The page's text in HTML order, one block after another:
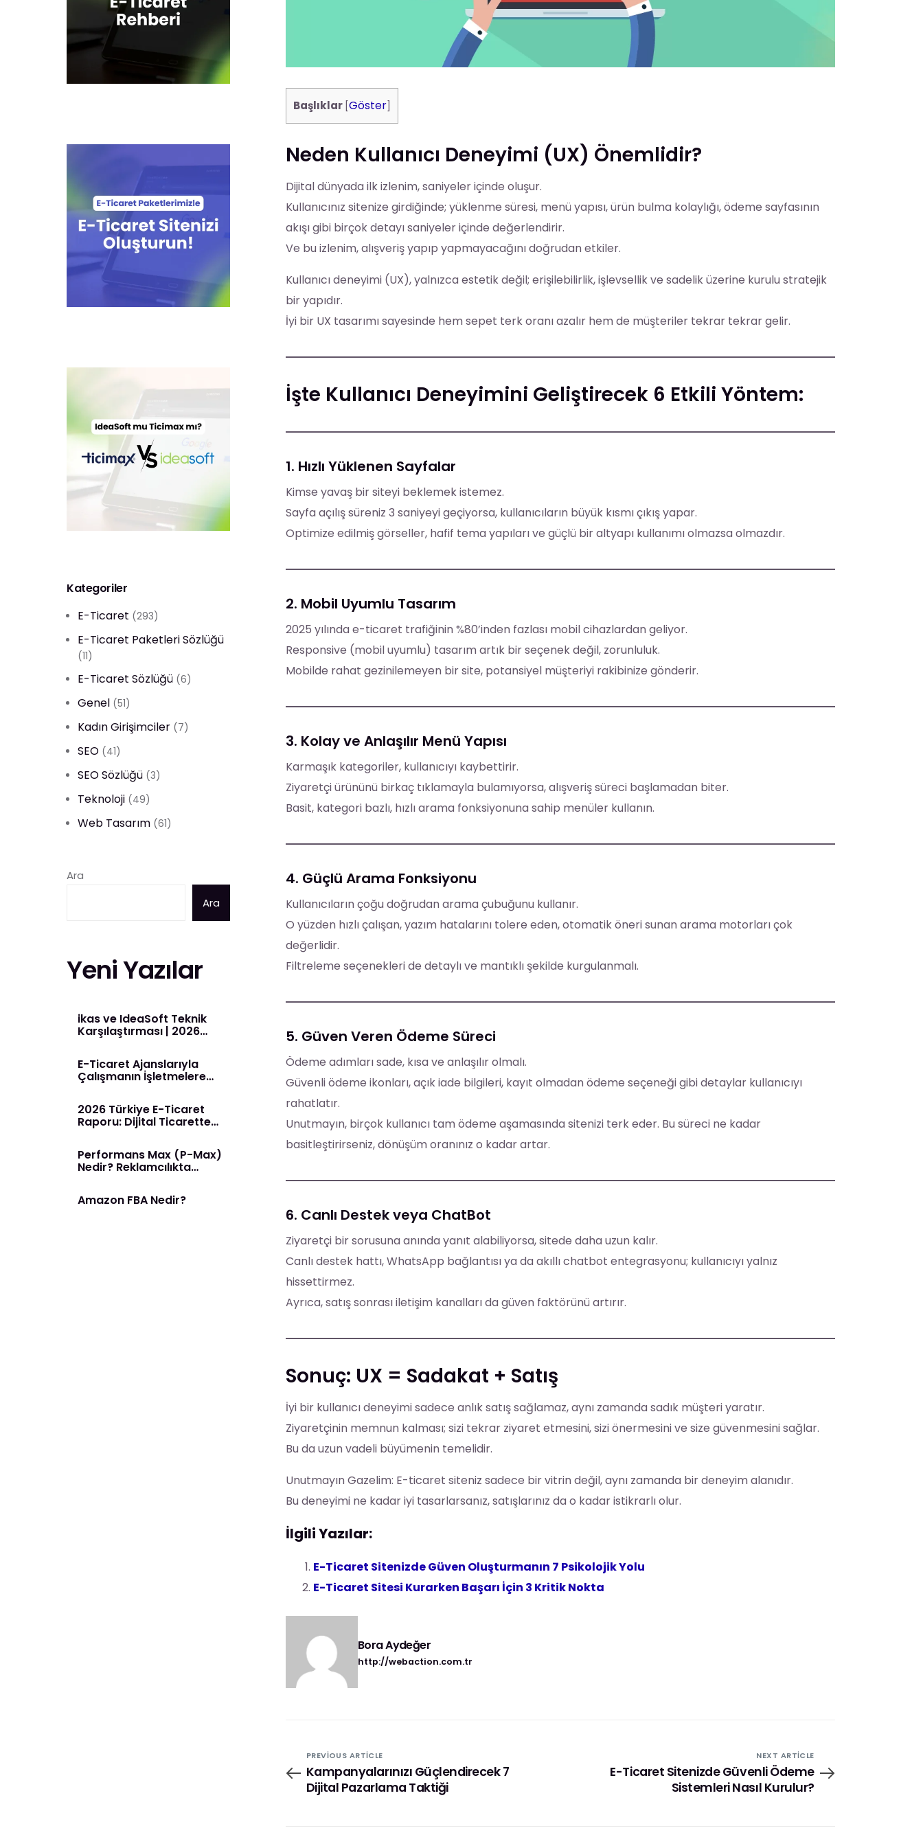
Başlıklar Göster]
Neden Kullanıcı Deneyimi (UX) Önemlidir?
Dijital dünyada ilk izlenim, saniyeler içinde oluşur.
Kullanıcınız sitenize girdiğinde; yüklenme süresi, menü yapısı, ürün bulma kolaylığı, ödeme sayfasının
akışı gibi birçok detayı saniyeler içinde değerlendirir.
Ve bu izlenim, alışveriş yapıp yapmayacağını doğrudan etkiler.
Kullanıcı deneyimi (UX), yalnızca estetik değil; erişilebilirlik, işlevsellik ve sadelik üzerine kurulu stratejik
bir yapıdır.
İyi bir UX tasarımı sayesinde hem sepet terk oranı azalır hem de müşteriler tekrar tekrar gelir.
İşte Kullanıcı Deneyimini Geliştirecek 6 Etkili Yöntem:
1. Hızlı Yüklenen Sayfalar
Kimse yavaş bir siteyi beklemek istemez.
Sayfa açılış süreniz 3 saniyeyi geçiyorsa, kullanıcıların büyük kısmı çıkış yapar.
Optimize edilmiş görseller, hafif tema yapıları ve güçlü bir altyapı kullanımı olmazsa olmazdır.
2. Mobil Uyumlu Tasarım
2025 yılında e-ticaret trafiğinin %80’inden fazlası mobil cihazlardan geliyor.
Responsive (mobil uyumlu) tasarım artık bir seçenek değil, zorunluluk.
Mobilde rahat gezinilemeyen bir site, potansiyel müşteriyi rakibinize gönderir.
3. Kolay ve Anlaşılır Menü Yapısı
Karmaşık kategoriler, kullanıcıyı kaybettirir.
Ziyaretçi ürününü birkaç tıklamayla bulamıyorsa, alışveriş süreci başlamadan biter.
Basit, kategori bazlı, hızlı arama fonksiyonuna sahip menüler kullanın.
4. Güçlü Arama Fonksiyonu
Kullanıcıların çoğu doğrudan arama çubuğunu kullanır.
O yüzden hızlı çalışan, yazım hatalarını tolere eden, otomatik öneri sunan arama motorları çok
değerlidir.
Filtreleme seçenekleri de detaylı ve mantıklı şekilde kurgulanmalı.
5. Güven Veren Ödeme Süreci
Ödeme adımları sade, kısa ve anlaşılır olmalı.
Güvenli ödeme ikonları, açık iade bilgileri, kayıt olmadan ödeme seçeneği gibi detaylar kullanıcıyı
rahatlatır.
Unutmayın, birçok kullanıcı tam ödeme aşamasında sitenizi terk eder. Bu süreci ne kadar
basitleştirirseniz, dönüşüm oranınız o kadar artar.
6. Canlı Destek veya ChatBot
Ziyaretçi bir sorusuna anında yanıt alabiliyorsa, sitede daha uzun kalır.
Canlı destek hattı, WhatsApp bağlantısı ya da akıllı chatbot entegrasyonu; kullanıcıyı yalnız
hissettirmez.
Ayrıca, satış sonrası iletişim kanalları da güven faktörünü artırır.
Sonuç: UX = Sadakat + Satış
İyi bir kullanıcı deneyimi sadece anlık satış sağlamaz, aynı zamanda sadık müşteri yaratır.
Ziyaretçinin memnun kalması; sizi tekrar ziyaret etmesini, sizi önermesini ve size güvenmesini sağlar.
Bu da uzun vadeli büyümenin temelidir.
Unutmayın Gazelim: E-ticaret siteniz sadece bir vitrin değil, aynı zamanda bir deneyim alanıdır.
Bu deneyimi ne kadar iyi tasarlarsanız, satışlarınız da o kadar istikrarlı olur.
İlgili Yazılar:
E-Ticaret Sitenizde Güven Oluşturmanın 7 Psikolojik Yolu
E-Ticaret Sitesi Kurarken Başarı İçin 3 Kritik Nokta
Bora Aydeğer
http://webaction.com.tr
PREVIOUS ARTICLE
Kampanyalarınızı Güçlendirecek 7
Dijital Pazarlama Taktiği
NEXT ARTICLE
E-Ticaret Sitenizde Güvenli Ödeme
Sistemleri Nasıl Kurulur?
Kategoriler
E-Ticaret (293)
E-Ticaret Paketleri Sözlüğü
(11)
E-Ticaret Sözlüğü (6)
Genel (51)
Kadın Girişimciler (7)
SEO (41)
SEO Sözlüğü (3)
Teknoloji (49)
Web Tasarım (61)
Ara
Ara
Yeni Yazılar
ikas ve IdeaSoft Teknik
Karşılaştırması | 2026
E-Ticaret Ajanslarıyla
Çalışmanın İşletmelere
2026 Türkiye E-Ticaret
Raporu: Dijital Ticarette
Performans Max (P-Max)
Nedir? Reklamcılıkta
Amazon FBA Nedir?